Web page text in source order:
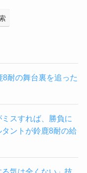
8耐の舞台裏を追った
スすれば、勝負に
ントが鈴鹿8耐の給